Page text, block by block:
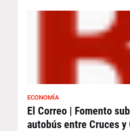
ECONOMÍA
El Correo | Fomento
autobús entre Cruces y